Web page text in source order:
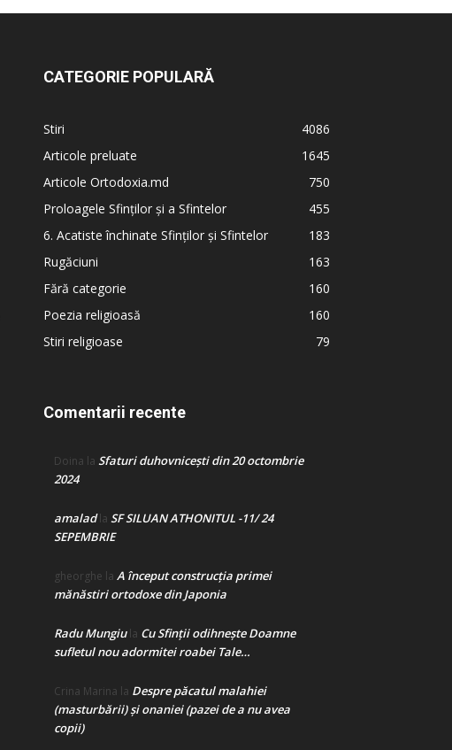
CATEGORIE POPULARĂ
Stiri
4086
Articole preluate
1645
Articole Ortodoxia.md
750
Proloagele Sfinților și a Sfintelor
455
6. Acatiste închinate Sfinților și Sfintelor
183
Rugăciuni
163
Fără categorie
160
Poezia religioasă
160
Stiri religioase
79
Comentarii recente
Doina la Sfaturi duhovnicești din 20 octombrie
2024
amaladla SF SILUAN ATHONITUL -11/ 24
SEPEMBRIE
gheorghe la A început construcţia primei
mănăstiri ortodoxe din Japonia
Radu Mungiula Cu Sfinții odihnește Doamne
sufletul nou adormitei roabei Tale…
Crina Marina la Despre păcatul malahiei
(masturbării) şi onaniei (pazei de a nu avea
copii)